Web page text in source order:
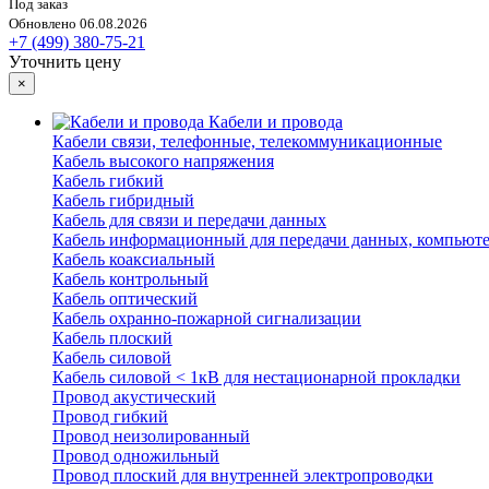
Под заказ
Обновлено 06.08.2026
+7 (499) 380-75-21
Уточнить цену
×
Кабели и провода
Кабели связи, телефонные, телекоммуникационные
Кабель высокого напряжения
Кабель гибкий
Кабель гибридный
Кабель для связи и передачи данных
Кабель информационный для передачи данных,
Кабель коаксиальный
Кабель контрольный
Кабель оптический
Кабель охранно-пожарной сигнализации
Кабель плоский
Кабель силовой
Кабель силовой < 1кВ для нестационарной прокладки
Провод акустический
Провод гибкий
Провод неизолированный
Провод одножильный
Провод плоский для внутренней электропроводки